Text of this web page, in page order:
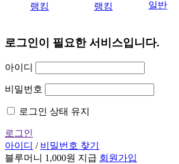
랭킹
랭킹
일반
로그인이 필요한 서비스입니다.
아이디
비밀번호
로그인 상태 유지
로그인
아이디 / 비밀번호 찾기
블루머니 1,000원 지급 회원가입